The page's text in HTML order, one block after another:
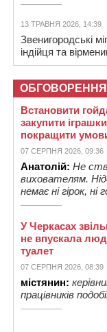
13 ТРАВНЯ 2026, 14:39
Звенигородські
індійця та
ОБГОВОРЕННЯ
Встановити
закупити
покращити
07 СЕРПНЯ 2026, 09:36
Анатолій: Не
вихователям.
немає ні гірок, ні
У Черкасах
не впускала
туалет
07 СЕРПНЯ 2026, 08:39
містянин:
працівників